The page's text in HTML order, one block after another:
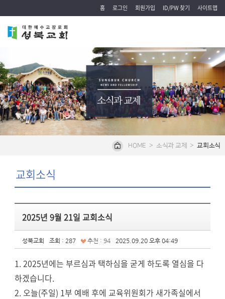
홈 로그인 회원가입 ID/PW 찾기 사이트맵
HOME > 소식과 교제 > 교회소식
교회소식
2025년 9월 21일 교회소식
성북교회 조회 : 287 추천 : 94 2025.09.20 오후 04:49
1. 2025년에는 부르심과 택하심을 굳게 하도록 열심을 다
하겠습니다.
2. 오늘(주일) 1부 예배 후에 교육위원회가 새가족실에서